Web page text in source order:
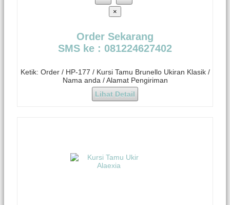
×
Order Sekarang
SMS ke : 081224627402
Ketik: Order / HP-177 / Kursi Tamu Brunello Ukiran Klasik /
Nama anda / Alamat Pengiriman
Lihat Detail